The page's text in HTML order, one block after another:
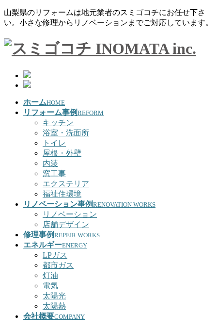
山梨県のリフォームは地元業者のスミゴコチにお任せ下さ
い。小さな修理からリノベーションまでご対応しています。
ホームHOME
リフォーム事例 REFORM
キッチン
浴室・洗面所
トイレ
屋根・外壁
内装
窓工事
エクステリア
福祉住環境
リノベーション事例 RENOVATION WORKS
リノベーション
店舗デザイン
修理事例 REPEIR WORKS
エネルギーENERGY
LPガス
都市ガス
灯油
電気
太陽光
太陽熱
会社概要COMPANY